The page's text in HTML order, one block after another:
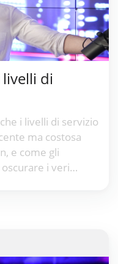
i livelli di servizio
ma costosa
e come gli
i veri